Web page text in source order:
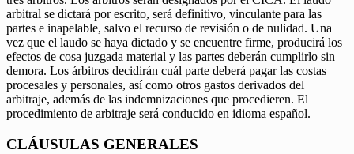
arbitral se dictará por escrito, será definitivo, vinculante para las
partes e inapelable, salvo el recurso de revisión o de nulidad. Una
vez que el laudo se haya dictado y se encuentre firme, producirá los
efectos de cosa juzgada material y las partes deberán cumplirlo sin
demora. Los árbitros decidirán cuál parte deberá pagar las costas
procesales y personales, así como otros gastos derivados del
arbitraje, además de las indemnizaciones que procedieren. El
procedimiento de arbitraje será conducido en idioma español.
CLÁUSULAS GENERALES